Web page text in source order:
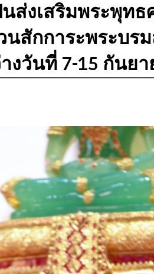
ส่งเสริมพระพุท
สักการะพระบร
งวันที่ 7-15 กันย